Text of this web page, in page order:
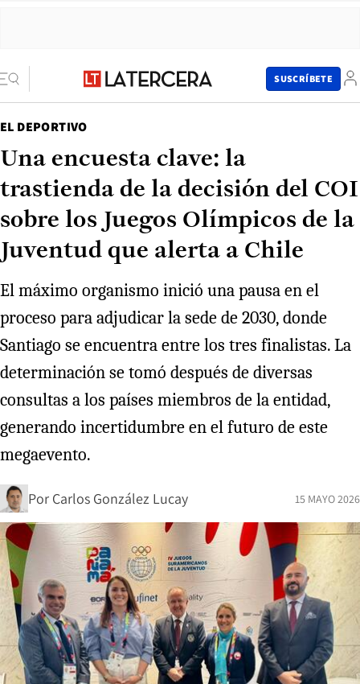
SUSCRÍBETE
EL DEPORTIVO
Una encuesta clave: la
trastienda de la decisión del COI
sobre los Juegos Olímpicos de la
Juventud que alerta a Chile
El máximo organismo inició una pausa en el
proceso para adjudicar la sede de 2030, donde
Santiago se encuentra entre los tres finalistas. La
determinación se tomó después de diversas
consultas a los países miembros de la entidad,
generando incertidumbre en el futuro de este
megaevento.
Por Carlos González Lucay 15 MAYO 2026